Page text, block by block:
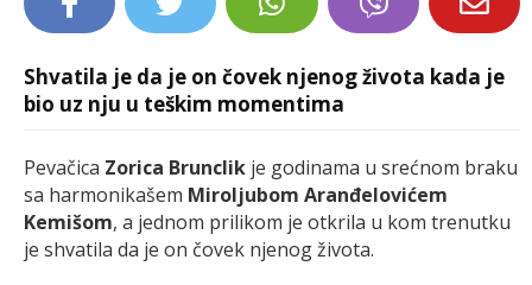
Shvatila je da je on čovek njenog života kada je
bio uz nju u teškim momentima
Pevačica Zorica Brunclik je godinama u srećnom braku
sa harmonikašem Miroljubom Aranđelovićem
Kemišom, a jednom prilikom je otkrila u kom trenutku
je shvatila da je on čovek njenog života.